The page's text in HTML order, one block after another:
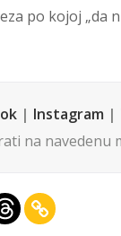
po kojoj „da
| Instagram |
na navedenu